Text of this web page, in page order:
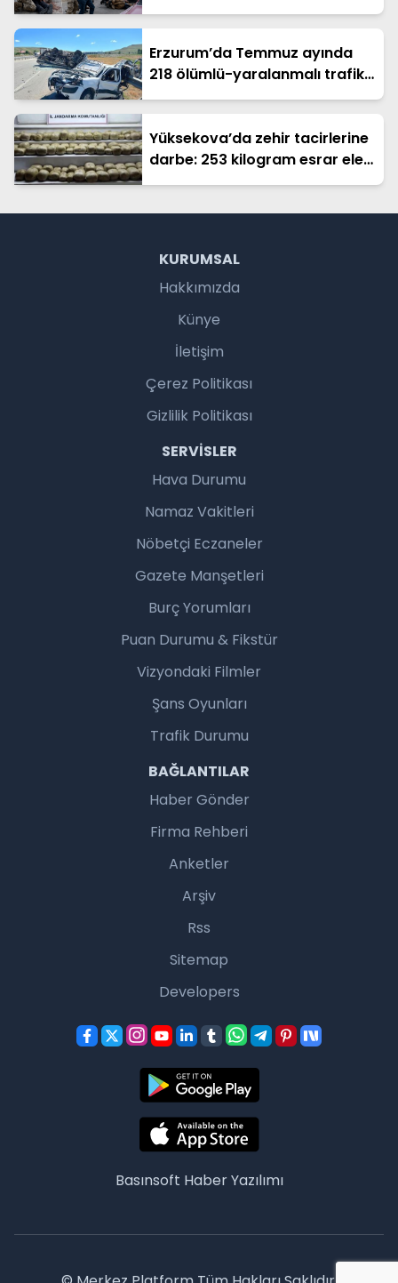
Erzurum’da Temmuz ayında
218 ölümlü-yaralanmalı trafik
kazası
Yüksekova’da zehir tacirlerine
darbe: 253 kilogram esrar ele
geçirildi
KURUMSAL
Hakkımızda
Künye
İletişim
Çerez Politikası
Gizlilik Politikası
SERVISLER
Hava Durumu
Namaz Vakitleri
Nöbetçi Eczaneler
Gazete Manşetleri
Burç Yorumları
Puan Durumu & Fikstür
Vizyondaki Filmler
Şans Oyunları
Trafik Durumu
BAĞLANTILAR
Haber Gönder
Firma Rehberi
Anketler
Arşiv
Rss
Sitemap
Developers
Basınsoft Haber Yazılımı